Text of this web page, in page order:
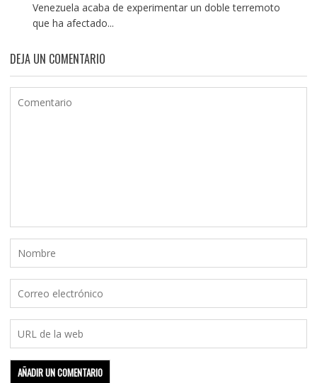
Venezuela acaba de experimentar un doble terremoto
que ha afectado...
DEJA UN COMENTARIO